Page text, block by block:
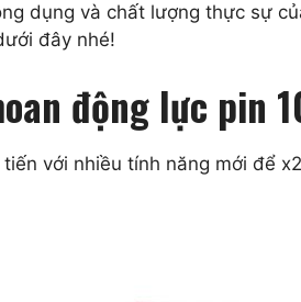
dụng và chất lượng thực sự
đây nhé!
động lực pin
với nhiều tính năng mới để